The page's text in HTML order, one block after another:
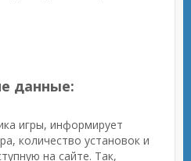
данные:
игры, информирует
количество установок и
на сайте. Так,